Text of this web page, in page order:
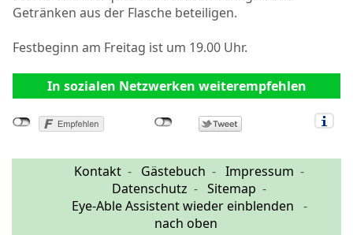
Getränken aus der Flasche beteiligen.
Festbeginn am Freitag ist um 19.00 Uhr.
In sozialen Netzwerken weiterempfehlen
Kontakt Gästebuch
Impressum
Datenschutz
Sitemap
Eye-Able Assistent wieder einblenden
nach oben